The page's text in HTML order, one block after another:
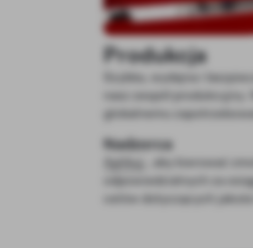
Produkcja
Szybka, wydajna i
nasz zespół
globalnemu
Nadzorca
Aplikuj
, aby kierować
odpowiedzialnych za
celów dotyczących